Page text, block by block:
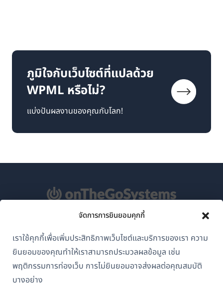
จัดการการยินยอมคุกกี้
เราใช้คุกกี้เพื่อเพิ่มประสิทธิภาพเว็บไซต์และบริการของเรา ความ
ยินยอมของคุณทำให้เราสามารถประมวลผลข้อมูล เช่น
พฤติกรรมการท่องเว็บ การไม่ยินยอมอาจส่งผลต่อคุณสมบัติ
บางอย่าง
ภูมิใจกับเว็บไซต์ที่แปลด้วย
WPML หรือไม่?
แบ่งปันผลงานของคุณกับโลก!
GDPR และนโยบายความเป็นส่วนตัว
เข้าร่วมทีมของเรา(เปิด